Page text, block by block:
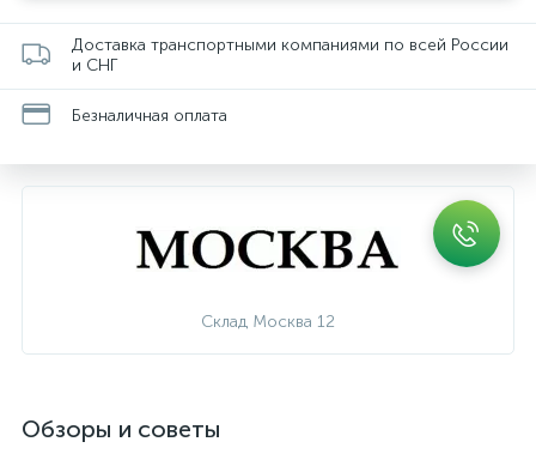
Доставка транспортными компаниями по всей России
и СНГ
Безналичная оплата
Склад Москва 12
Обзоры и советы